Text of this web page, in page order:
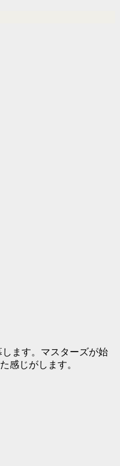
ます。マスターズが始
感じがします。